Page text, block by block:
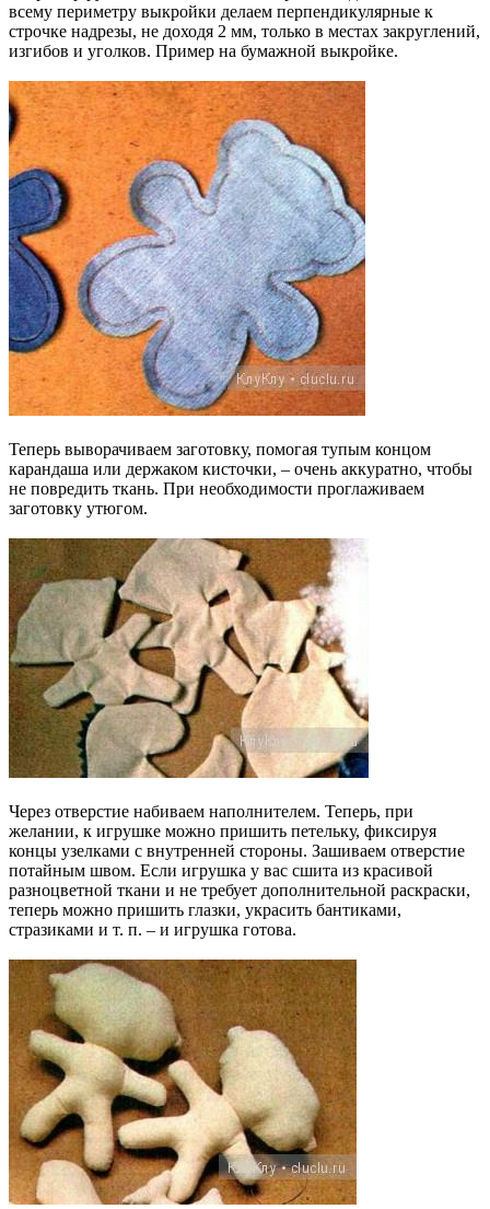
всему периметру выкройки делаем перпендикулярные к
строчке надрезы, не доходя 2 мм, только в местах закруглений,
изгибов и уголков. Пример на бумажной выкройке.
Теперь выворачиваем заготовку, помогая тупым концом
карандаша или держаком кисточки, – очень аккуратно, чтобы
не повредить ткань. При необходимости проглаживаем
заготовку утюгом.
Через отверстие набиваем наполнителем. Теперь, при
желании, к игрушке можно пришить петельку, фиксируя
концы узелками с внутренней стороны. Зашиваем отверстие
потайным швом. Если игрушка у вас сшита из красивой
разноцветной ткани и не требует дополнительной раскраски,
теперь можно пришить глазки, украсить бантиками,
стразиками и т. п. – и игрушка готова.